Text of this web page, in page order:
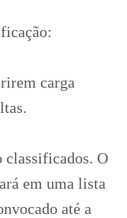
carga
classificados. O
em uma lista
até a